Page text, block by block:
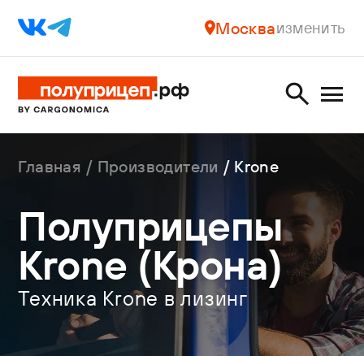
Москваизменить
Главная Производители Krone
Полуприцепы
Krone (Крона)
Техника Krone в лизинг